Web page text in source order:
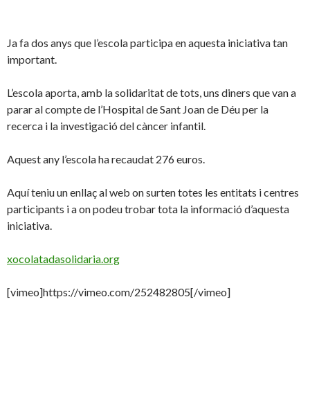
Ja fa dos anys que l’escola participa en aquesta iniciativa tan
important.
L’escola aporta, amb la solidaritat de tots, uns diners que van a
parar al compte de l’Hospital de Sant Joan de Déu per la
recerca i la investigació del càncer infantil.
Aquest any l’escola ha recaudat 276 euros.
Aquí teniu un enllaç al web on surten totes les entitats i centres
participants i a on podeu trobar tota la informació d’aquesta
iniciativa.
xocolatadasolidaria.org
[vimeo]https://vimeo.com/252482805[/vimeo]